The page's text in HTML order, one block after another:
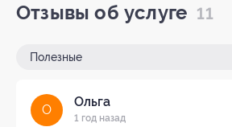
Отзывы об услуге 11
Полезные
О
Ольга
1 год назад